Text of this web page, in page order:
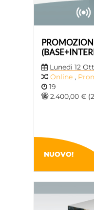
Lunedi 12
Online ,
19
2.400,00 €
NUOVO!